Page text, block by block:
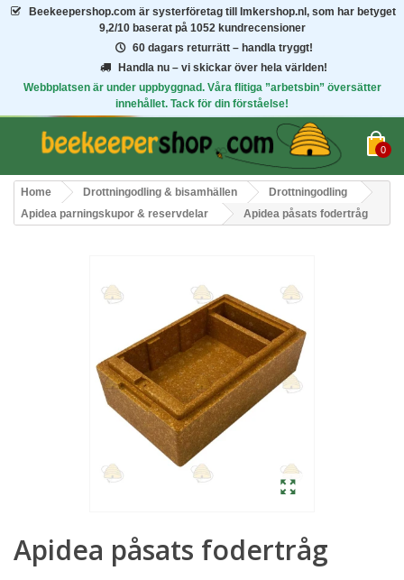
Beekeepershop.com är systerföretag till Imkershop.nl, som har betyget
9,2/10 baserat på 1052 kundrecensioner
60 dagars returrätt – handla tryggt!
Handla nu – vi skickar över hela världen!
Webbplatsen är under uppbyggnad. Våra flitiga ”arbetsbin” översätter
innehållet. Tack för din förståelse!
0
Home Drottningodling & bisamhällen
Drottningodling
Apidea parningskupor & reservdelar
Apidea påsats fodertråg
Apidea påsats fodertråg